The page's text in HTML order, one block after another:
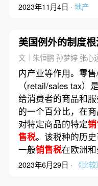
2023年11月4日 · 地产
美国例外的制度
文｜朱恒鹏 孙梦婷 张心
内产业等作用。零
（retail/sales tax）
给消费者的商品和
的一个百分比，在
对特定商品的特定
售税。该税种的历
一般销售税在欧洲
2023年6月29日 · 《比